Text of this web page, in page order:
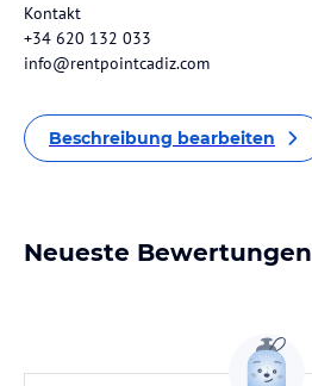
Kontakt
+34 620 132 033
info@rentpointcadiz.com
Beschreibung bearbeiten
Neueste Bewertungen